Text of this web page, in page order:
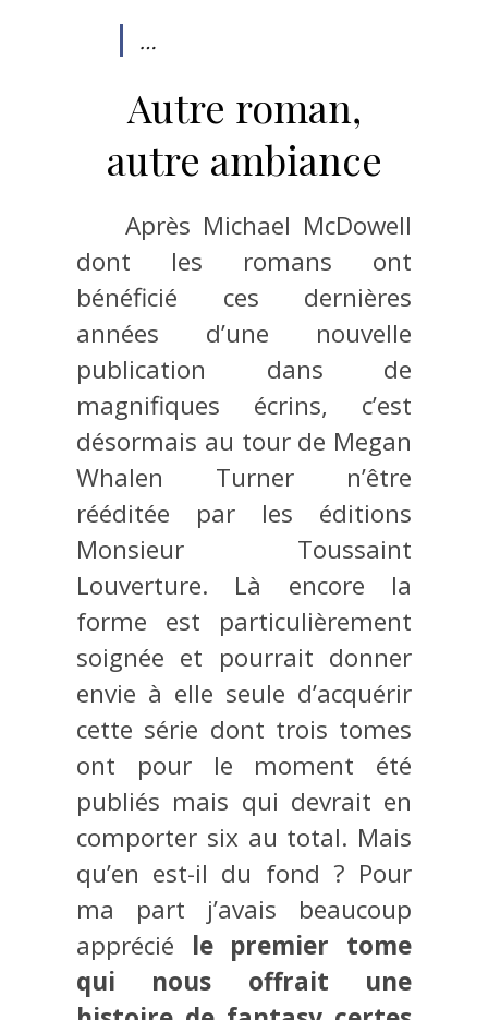
…
Autre roman,
autre ambiance
Après Michael McDowell
dont les romans ont
bénéficié ces dernières
années d’une nouvelle
publication dans de
magnifiques écrins, c’est
désormais au tour de Megan
Whalen Turner n’être
rééditée par les éditions
Monsieur Toussaint
Louverture. Là encore la
forme est particulièrement
soignée et pourrait donner
envie à elle seule d’acquérir
cette série dont trois tomes
ont pour le moment été
publiés mais qui devrait en
comporter six au total. Mais
qu’en est-il du fond ? Pour
ma part j’avais beaucoup
apprécié le premier tome
qui nous offrait une